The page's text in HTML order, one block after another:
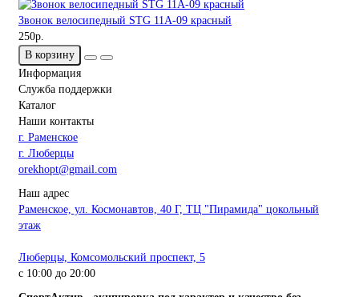
Звонок велосипедный STG 11А-09 красный
250р.
В корзину
Информация
Служба поддержки
Каталог
Наши контакты
г. Раменское
г. Люберцы
orekhopt@gmail.com
Наш адрес
Раменское, ул. Космонавтов, 40 Г, ТЦ "Пирамида" цокольный
этаж
Люберцы, Комсомольский проспект, 5
с 10:00 до 20:00